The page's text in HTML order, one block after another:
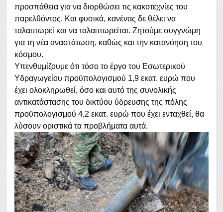
προσπάθεια για να διορθώσει τις κακοτεχνίες του
παρελθόντος. Και φυσικά, κανένας δε θέλει να
ταλαιπωρεί και να ταλαιπωρείται. Ζητούμε συγγνώμη
για τη νέα αναστάτωση, καθώς και την κατανόηση του
κόσμου.
Υπενθυμίζουμε ότι τόσο το έργο του Εσωτερικού
Υδραγωγείου προϋπολογισμού 1,9 εκατ. ευρώ που
έχει ολοκληρωθεί, όσο και αυτό της συνολικής
αντικατάστασης του δικτύου ύδρευσης της πόλης
προϋπολογισμού 4,2 εκατ. ευρώ που έχει ενταχθεί, θα
λύσουν οριστικά τα προβλήματα αυτά.